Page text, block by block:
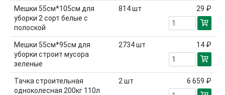
Мешки 55см*105см для
уборки 2 сорт белые с
полоской
814шт 29 ₽
Мешки 55см*95см для
уборки строит мусора
зеленые
2734шт 14 ₽
Тачка строительная
одноколесная 200кг 110л
2 шт 6 659 ₽